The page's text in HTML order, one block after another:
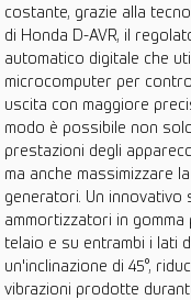
costante, grazie alla
di Honda D-AVR, il
automatico digitale che
microcomputer per
uscita con maggiore
modo è possibile non
prestazioni degli
ma anche massimizzare
generatori. Un innovativo
ammortizzatori in gomma
telaio e su entrambi i lati
un'inclinazione di 45°,
vibrazioni prodotte